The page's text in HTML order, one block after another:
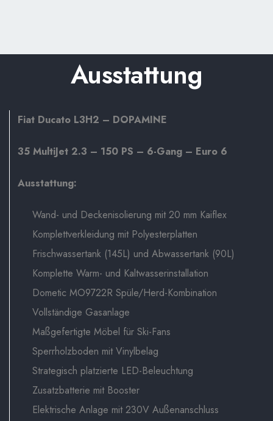
Ausstattung
Fiat Ducato L3H2 – DOPAMINE
35 MultiJet 2.3 – 150 PS – 6-Gang – Euro 6
Ausstattung:
Wand- und Deckenisolierung mit 20 mm Kaiflex
Komplettverkleidung mit Polyesterplatten
Frischwassertank (145L) und Abwassertank (90L)
Komplette Warm- und Kaltwasserinstallation
Dometic MO9722R Spüle/Herd-Kombination
Vollständige Gasanlage
Maßgefertigte Möbel für Ski-Fans
Sperrholzboden mit Vinylbelag
Strategisch platzierte LED-Beleuchtung
Zusatzbatterie mit Booster
Elektrische Anlage mit 230V Außenanschluss